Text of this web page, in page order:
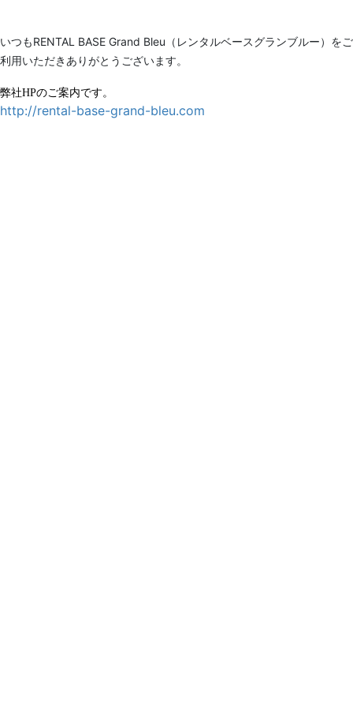
いつもRENTAL BASE Grand Bleu（レンタルベースグランブルー）をご
利用いただきありがとうございます。
弊社HPのご案内です。
http://rental-base-grand-bleu.com